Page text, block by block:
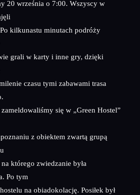
20 września o 7:00. Wszyscy w
kilkunastu minutach podróży
grali w karty i inne gry, dzięki
czasu tymi zabawami trasa
się w „Green Hostel”
z obiektem zwartą grupą
którego zwiedzanie była
Po tym
na obiadokolację. Posiłek był